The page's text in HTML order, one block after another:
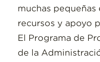
muchas pequeñas
recursos y apoyo
El Programa de
de la